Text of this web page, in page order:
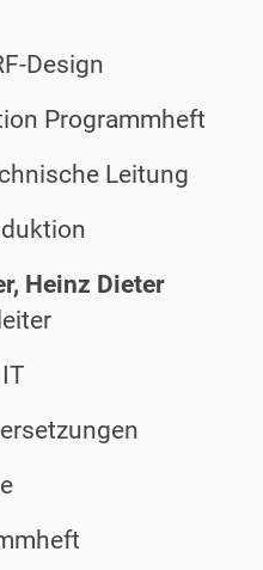
Design
Programmheft
Leitung
Heinz Dieter